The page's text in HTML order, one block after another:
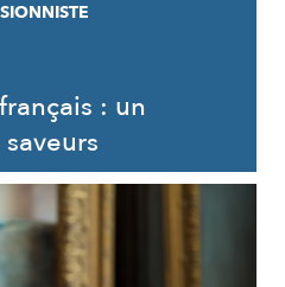
: un